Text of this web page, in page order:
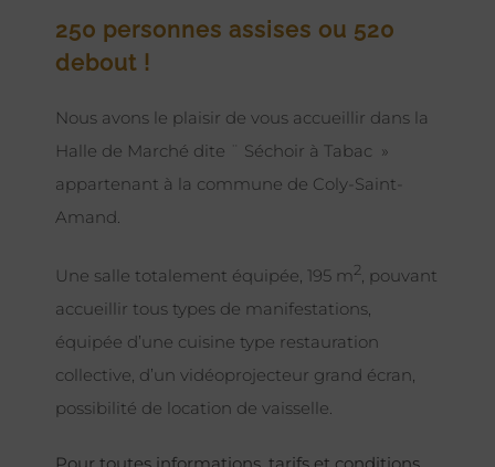
250 personnes assises ou 520
debout !
Nous avons le plaisir de vous accueillir dans la
Halle de Marché dite ¨ Séchoir à Tabac »
appartenant à la commune de Coly-Saint-
Amand.
Une salle totalement équipée, 195 m2, pouvant
accueillir tous types de manifestations,
équipée d’une cuisine type restauration
collective, d’un vidéoprojecteur grand écran,
possibilité de location de vaisselle.